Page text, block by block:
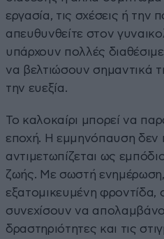
εργασία, τις σχέσεις ή την
απευθυνθείτε στον
υπάρχουν πολλές
να βελτιώσουν σημαντικά
την ευεξία.
Το καλοκαίρι μπορεί να
εποχή. Η εμμηνόπαυση δεν
αντιμετωπίζεται ως
ζωής. Με σωστή ενημέρωση,
εξατομικευμένη φροντίδα,
συνεχίσουν να
δραστηριότητες και τις